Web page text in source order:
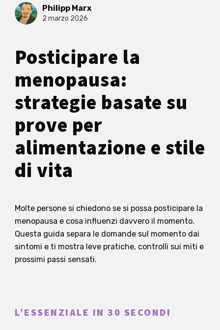
Philipp Marx
2 marzo 2026
Posticipare la
menopausa:
strategie basate su
prove per
alimentazione e stile
di vita
Molte persone si chiedono se si possa posticipare la
menopausa e cosa influenzi davvero il momento.
Questa guida separa le domande sul momento dai
sintomi e ti mostra leve pratiche, controlli sui miti e
prossimi passi sensati.
L’ESSENZIALE IN 30 SECONDI